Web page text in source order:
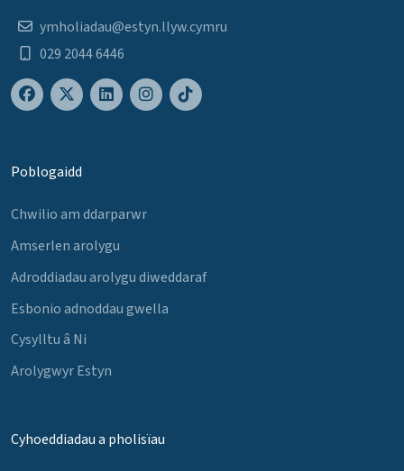
ymholiadau@estyn.llyw.cymru
029 2044 6446
Poblogaidd
Chwilio am ddarparwr
Amserlen arolygu
Adroddiadau arolygu diweddaraf
Esbonio adnoddau gwella
Cysylltu â Ni
Arolygwyr Estyn
Cyhoeddiadau a pholisïau